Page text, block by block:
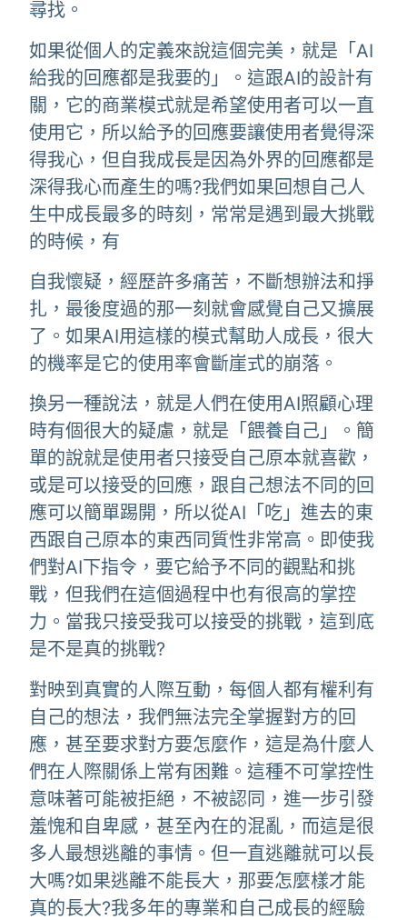
尋找。
如果從個人的定義來說這個完美，就是「AI
給我的回應都是我要的」。這跟AI的設計有
關，它的商業模式就是希望使用者可以一直
使用它，所以給予的回應要讓使用者覺得深
得我心，但自我成長是因為外界的回應都是
深得我心而產生的嗎?我們如果回想自己人
生中成長最多的時刻，常常是遇到最大挑戰
的時候，有
自我懷疑，經歷許多痛苦，不斷想辦法和掙
扎，最後度過的那一刻就會感覺自己又擴展
了。如果AI用這樣的模式幫助人成長，很大
的機率是它的使用率會斷崖式的崩落。
換另一種說法，就是人們在使用AI照顧心理
時有個很大的疑慮，就是「餵養自己」。簡
單的說就是使用者只接受自己原本就喜歡，
或是可以接受的回應，跟自己想法不同的回
應可以簡單踢開，所以從AI「吃」進去的東
西跟自己原本的東西同質性非常高。即使我
們對AI下指令，要它給予不同的觀點和挑
戰，但我們在這個過程中也有很高的掌控
力。當我只接受我可以接受的挑戰，這到底
是不是真的挑戰?
對映到真實的人際互動，每個人都有權利有
自己的想法，我們無法完全掌握對方的回
應，甚至要求對方要怎麼作，這是為什麼人
們在人際關係上常有困難。這種不可掌控性
意味著可能被拒絕，不被認同，進一步引發
羞愧和自卑感，甚至內在的混亂，而這是很
多人最想逃離的事情。但一直逃離就可以長
大嗎?如果逃離不能長大，那要怎麼樣才能
真的長大?我多年的專業和自己成長的經驗